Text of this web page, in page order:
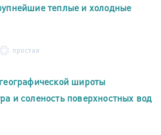
теплые и холодные
простая
широты
и соленость поверхностных вод